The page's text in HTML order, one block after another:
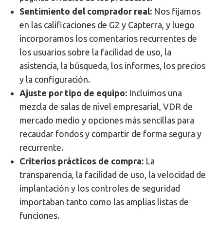
Sentimiento del comprador real: Nos fijamos
en las calificaciones de G2 y Capterra, y luego
incorporamos los comentarios recurrentes de
los usuarios sobre la facilidad de uso, la
asistencia, la búsqueda, los informes, los precios
y la configuración.
Ajuste por tipo de equipo: Incluimos una
mezcla de salas de nivel empresarial, VDR de
mercado medio y opciones más sencillas para
recaudar fondos y compartir de forma segura y
recurrente.
Criterios prácticos de compra: La
transparencia, la facilidad de uso, la velocidad de
implantación y los controles de seguridad
importaban tanto como las amplias listas de
funciones.